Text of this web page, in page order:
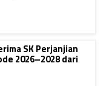
SK Perjanjian
2026–2028 dari